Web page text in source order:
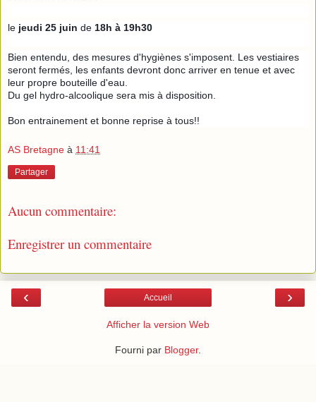
le jeudi 25 juin de 18h à 19h30
Bien entendu, des mesures d'hygiènes s'imposent. Les vestiaires
seront fermés, les enfants devront donc arriver en tenue et avec
leur propre bouteille d'eau.
Du gel hydro-alcoolique sera mis à disposition.
Bon entrainement et bonne reprise à tous!!
AS Bretagne à 11:41
Partager
Aucun commentaire:
Enregistrer un commentaire
‹ ›
Accueil
Afficher la version Web
Fourni par Blogger.